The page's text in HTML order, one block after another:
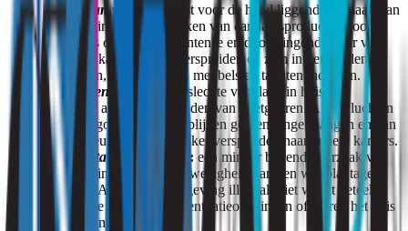
Roken van wiet
de meest voor de hand liggende oorzaak van
wietgeur in huis is het roken van cannabisproducten door
bewoners of gasten. De intense en doordringende geur van
wietrook kan zich snel verspreiden en zich in verschillende
materialen, zoals kleding, meubels en tapijten, nestelen.
Onvoldoende ventilatie
slechte ventilatie in huis kan
bijdragen aan het vasthouden van wietgeuren. Als de lucht in
huis niet goed circuleert, blijven geuren langer hangen en kan
de wietgeur zich makkelijker verspreiden naar andere kamers.
Wietplantage in de buurt
: een minder bekende oorzaak van
wietgeur in huis is de aanwezigheid van een wietplantage in
de buurt. Als er in de omgeving illegaal wiet wordt geteeld,
kunnen de geuren door ventilatieopeningen of kieren het huis
binnendringen.